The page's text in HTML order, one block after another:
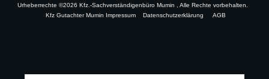
Urheberrechte ©2026 Kfz.-Sachverständigenbüro Mumin , Alle Rechte vorbehalten.
Kfz Gutachter Mumin Impressum
Datenschutzerklärung AGB